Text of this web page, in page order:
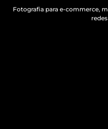
Fotografia para e-commerce,